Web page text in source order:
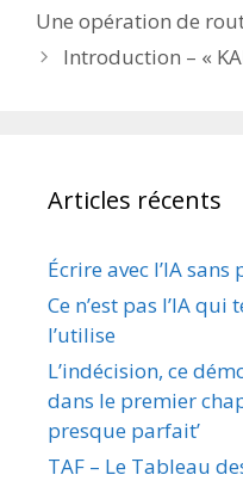
Une opération de
Introduction – «
Articles récents
Écrire avec l’IA
Ce n’est pas l’IA
l’utilise
L’indécision, ce
dans le premier
presque parfait’
TAF – Le Tableau